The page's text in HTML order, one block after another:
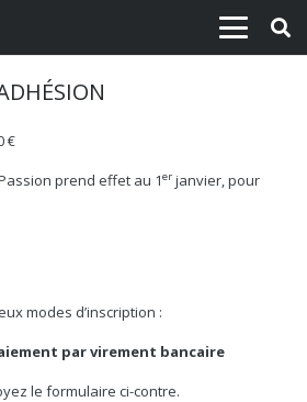
€
prend effet au 1erjanvier, pour
modes d’inscription :
par virement bancaire
le formulaire ci-contre.